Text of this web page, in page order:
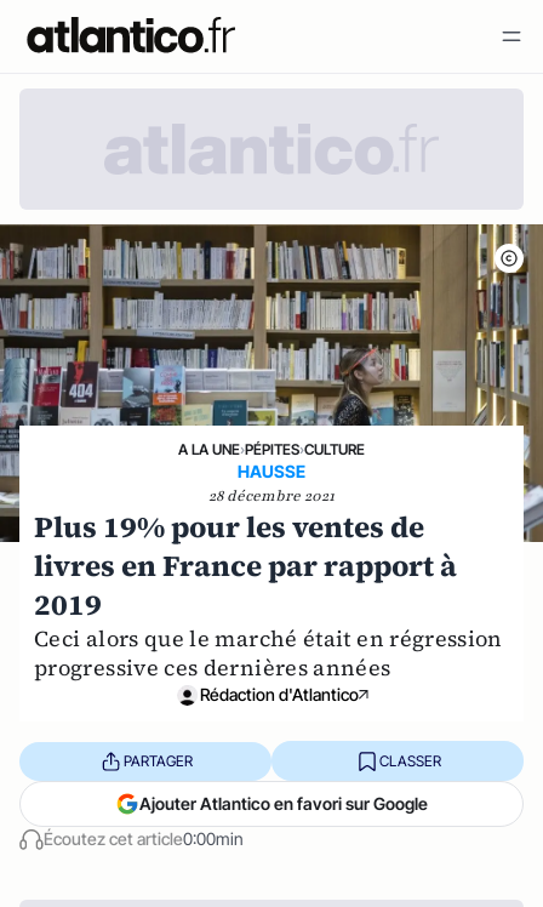
A LA UNE›PÉPITES›CULTURE
HAUSSE
28 décembre 2021
Plus 19% pour les ventes de
livres en France par rapport à
2019
Ceci alors que le marché était en régression
progressive ces dernières années
Rédaction d'Atlantico
Écoutez cet article0:00min
PARTAGER CLASSER
Ajouter Atlantico en favori sur Google